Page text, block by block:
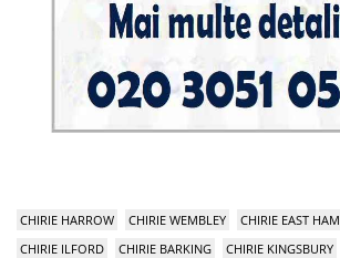
CHIRIE HARROW CHIRIE WEMBLEY CHIRIE EAST HAM
CHIRIE ILFORD
CHIRIE BARKING CHIRIE KINGSBURY